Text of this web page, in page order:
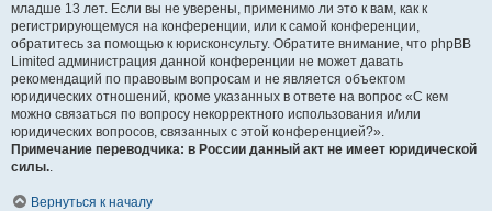
младше 13 лет. Если вы не уверены, применимо ли это к вам, как к
регистрирующемуся на конференции, или к самой конференции,
обратитесь за помощью к юрисконсульту. Обратите внимание, что phpBB
Limited администрация данной конференции не может давать
рекомендаций по правовым вопросам и не является объектом
юридических отношений, кроме указанных в ответе на вопрос «С кем
можно связаться по вопросу некорректного использования и/или
юридических вопросов, связанных с этой конференцией?».
Примечание переводчика: в России данный акт не имеет юридической
силы..
Вернуться к началу